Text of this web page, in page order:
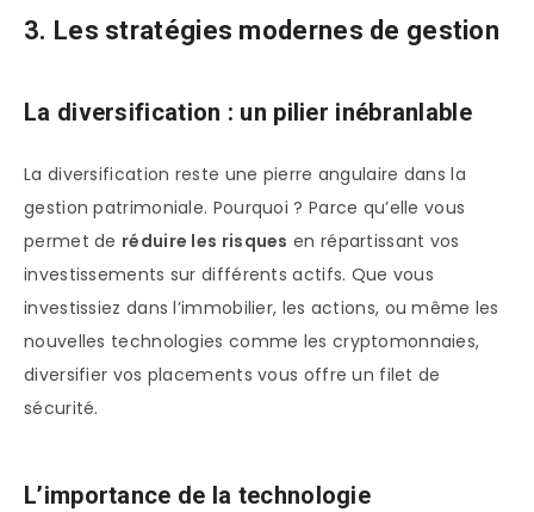
3. Les stratégies modernes de gestion
La diversification : un pilier inébranlable
La diversification reste une pierre angulaire dans la
gestion patrimoniale. Pourquoi ? Parce qu’elle vous
permet de réduire les risques en répartissant vos
investissements sur différents actifs. Que vous
investissiez dans l’immobilier, les actions, ou même les
nouvelles technologies comme les cryptomonnaies,
diversifier vos placements vous offre un filet de
sécurité.
L’importance de la technologie